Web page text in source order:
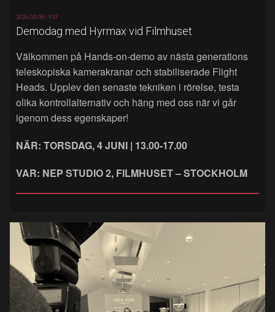
2026-05-06 | FSF
Demodag med Hyrmax vid Filmhuset
Välkommen på Hands‑on‑demo av nästa generations
teleskopiska kamerakranar och stabiliserade Flight
Heads. Upplev den senaste tekniken i rörelse, testa
olika kontrollalternativ och häng med oss när vi går
igenom dess egenskaper!
NÄR: TORSDAG, 4 JUNI | 13.00-17.00
VAR: NEP STUDIO 2, FILMHUSET – STOCKHOLM